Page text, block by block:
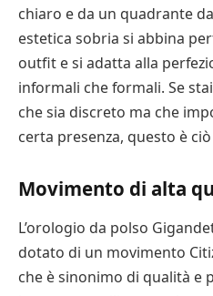
chiaro e da un quadrante
estetica sobria si abbina
outfit e si adatta alla
informali che formali. Se
che sia discreto ma che
certa presenza, questo è
Movimento di alta
L’orologio da polso
dotato di un movimento
che è sinonimo di qualità e